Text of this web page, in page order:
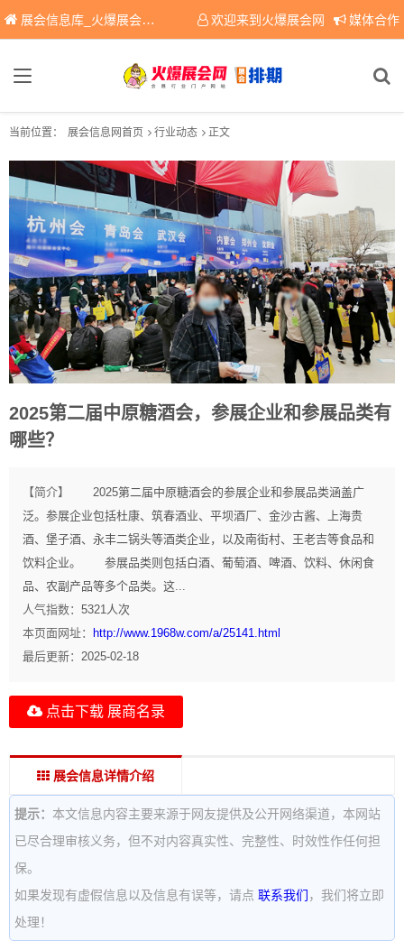
展会信息库_火爆展会网免费展会信息查询平台，提供专业会展服务！ 欢迎来到火爆展会网 媒体合作
当前位置： 展会信息网首页 行业动态 正文
2025第二届中原糖酒会，参展企业和参展品类有
哪些？
【简介】
2025第二届中原糖酒会的参展企业和参展品类涵盖广
泛。参展企业包括杜康、筑春酒业、平坝酒厂、金沙古酱、上海贵
酒、堡子酒、永丰二锅头等酒类企业，以及南街村、王老吉等食品和
饮料企业。 参展品类则包括白酒、葡萄酒、啤酒、饮料、休闲食
品、农副产品等多个品类。这...
人气指数： 5321 人次
本页面网址：
http://www.1968w.com/a/25141.html
最后更新： 2025-02-18
点击下载 展商名录
展会信息详情介绍
提示： 本文信息内容主要来源于网友提供及公开网络渠道，本网站
已尽合理审核义务，但不对内容真实性、完整性、时效性作任何担
保。
如果发现有虚假信息以及信息有误等，请点 联系我们 ，我们将立即
处理！